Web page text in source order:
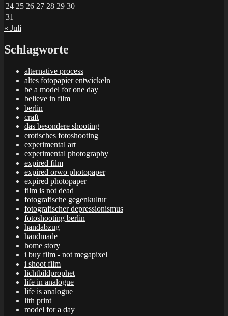
24 25 26 27 28 29 30
31
« Juli
Schlagworte
alternative process
altes fotopapier entwickeln
be a model for one day
believe in film
berlin
craft
das besondere shooting
erotisches fotoshooting
experimental art
experimental photography
expired film
expired orwo photopaper
expired photopaper
film is not dead
fotografische gegenkultur
fotografischer depressionismus
fotoshooting berlin
handabzug
handmade
home story
i buy film - not megapixel
i shoot film
lichtbildprophet
life in analogue
life is analogue
lith print
model for a day